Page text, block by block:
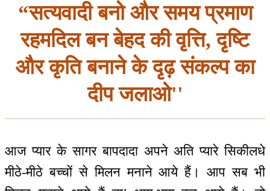
“सत्यवादी बनो और समय प्रमाण
रहमदिल बन बेहद की वृत्ति, दृष्टि
और कृति बनाने के दृढ़ संकल्प का
दीप जलाओ''
आज प्यार के सागर बापदादा अपने अति प्यारे सिकीलधे
मीठे-मीठे बच्चों से मिलन मनाने आये हैं। आप सब भी